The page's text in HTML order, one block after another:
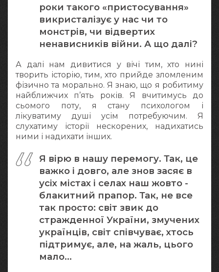
роки такого «пристосування»
викристалізує у нас чи то
монстрів, чи відвертих
ненависників війни. А що далі?
А далі нам дивитися у вічі тим, хто нині
творить історію, тим, хто прийде зломленим
фізично та морально. Я знаю, що я робитиму
найближчих п’ять років. Я вчитимусь до
сьомого поту, я стану психологом і
лікуватиму душі усім потребуючим. Я
слухатиму історії нескорених, надихатись
ними і надихати інших.
Я вірю в нашу перемогу. Так, це
важко і довго, але знов засяє в
усіх містах і селах наш жовто -
блакитний прапор. Так, не все
так просто: світ звик до
стражденної України, змучених
українців, світ співчуває, хтось
підтримує, але, на жаль, цього
мало…